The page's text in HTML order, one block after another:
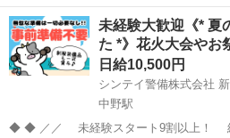
室で習った唱歌、懐かしの歌謡曲などを
伴奏で、楽しく歌う合唱団です😊 歌🎤の得意不得意、楽譜🎼が読める
か読めないか、年齢、...
東京 中野区 中野駅 その他
未経験大歓迎《* 夏
た *》花火大会や
日給10,500円
中野駅
◆ ◆ ／／ 未経験スタート9割以上！ 経験や知識は一切不要で始